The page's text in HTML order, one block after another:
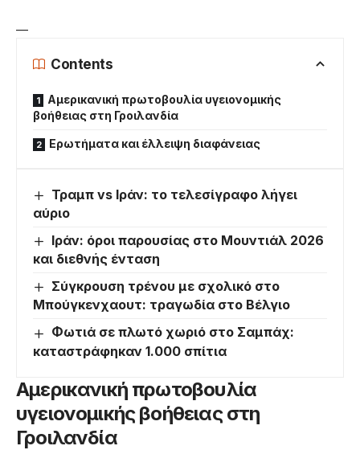
—
Contents
Αμερικανική πρωτοβουλία υγειονομικής
βοήθειας στη Γροιλανδία
Ερωτήματα και έλλειψη διαφάνειας
Τραμπ vs Ιράν: το τελεσίγραφο λήγει
αύριο
Ιράν: όροι παρουσίας στο Μουντιάλ 2026
και διεθνής ένταση
Σύγκρουση τρένου με σχολικό στο
Μπούγκενχαουτ: τραγωδία στο Βέλγιο
Φωτιά σε πλωτό χωριό στο Σαμπάχ:
καταστράφηκαν 1.000 σπίτια
Αμερικανική πρωτοβουλία
υγειονομικής βοήθειας στη
Γροιλανδία